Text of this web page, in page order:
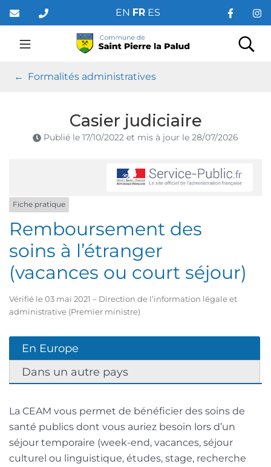
Aller
au
contenu
EN FR ES
Saint Pierre la Palud
Formalités administratives
Casier judiciaire
Publié le 17/10/2022 et mis à jour le 28/07/2026
Fiche pratique
Remboursement des
soins à l’étranger
(vacances ou court séjour)
Vérifié le 03 mai 2021 – Direction de l’information légale et
administrative (Premier ministre)
En Europe
Dans un autre pays
La CEAM vous permet de bénéficier des soins de
santé publics dont vous auriez besoin lors d’un
séjour temporaire (week-end, vacances, séjour
culturel ou linguistique, études, stage, recherche